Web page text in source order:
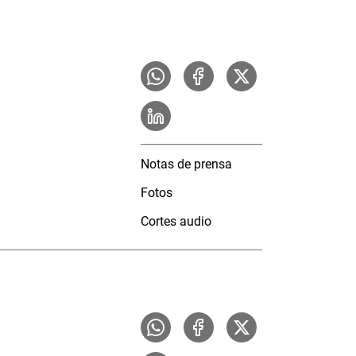
Notas de prensa
Fotos
Cortes audio